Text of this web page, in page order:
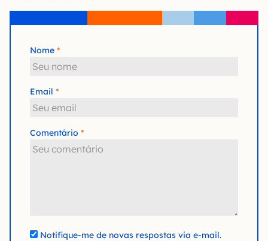
Nome
Email
Comentário
Notifique-me de novas respostas via e-mail.